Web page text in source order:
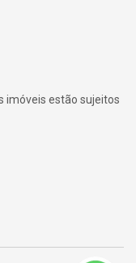
imóveis estão sujeitos